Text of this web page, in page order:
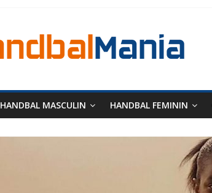
HANDBAL MASCULIN HANDBAL FEMININ